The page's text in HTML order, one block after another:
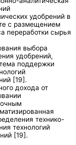
удобрений в
с размещением
переработки сырья
выбора
удобрений,
поддержки
[19].
дохода от
технико-
технологий
[19].